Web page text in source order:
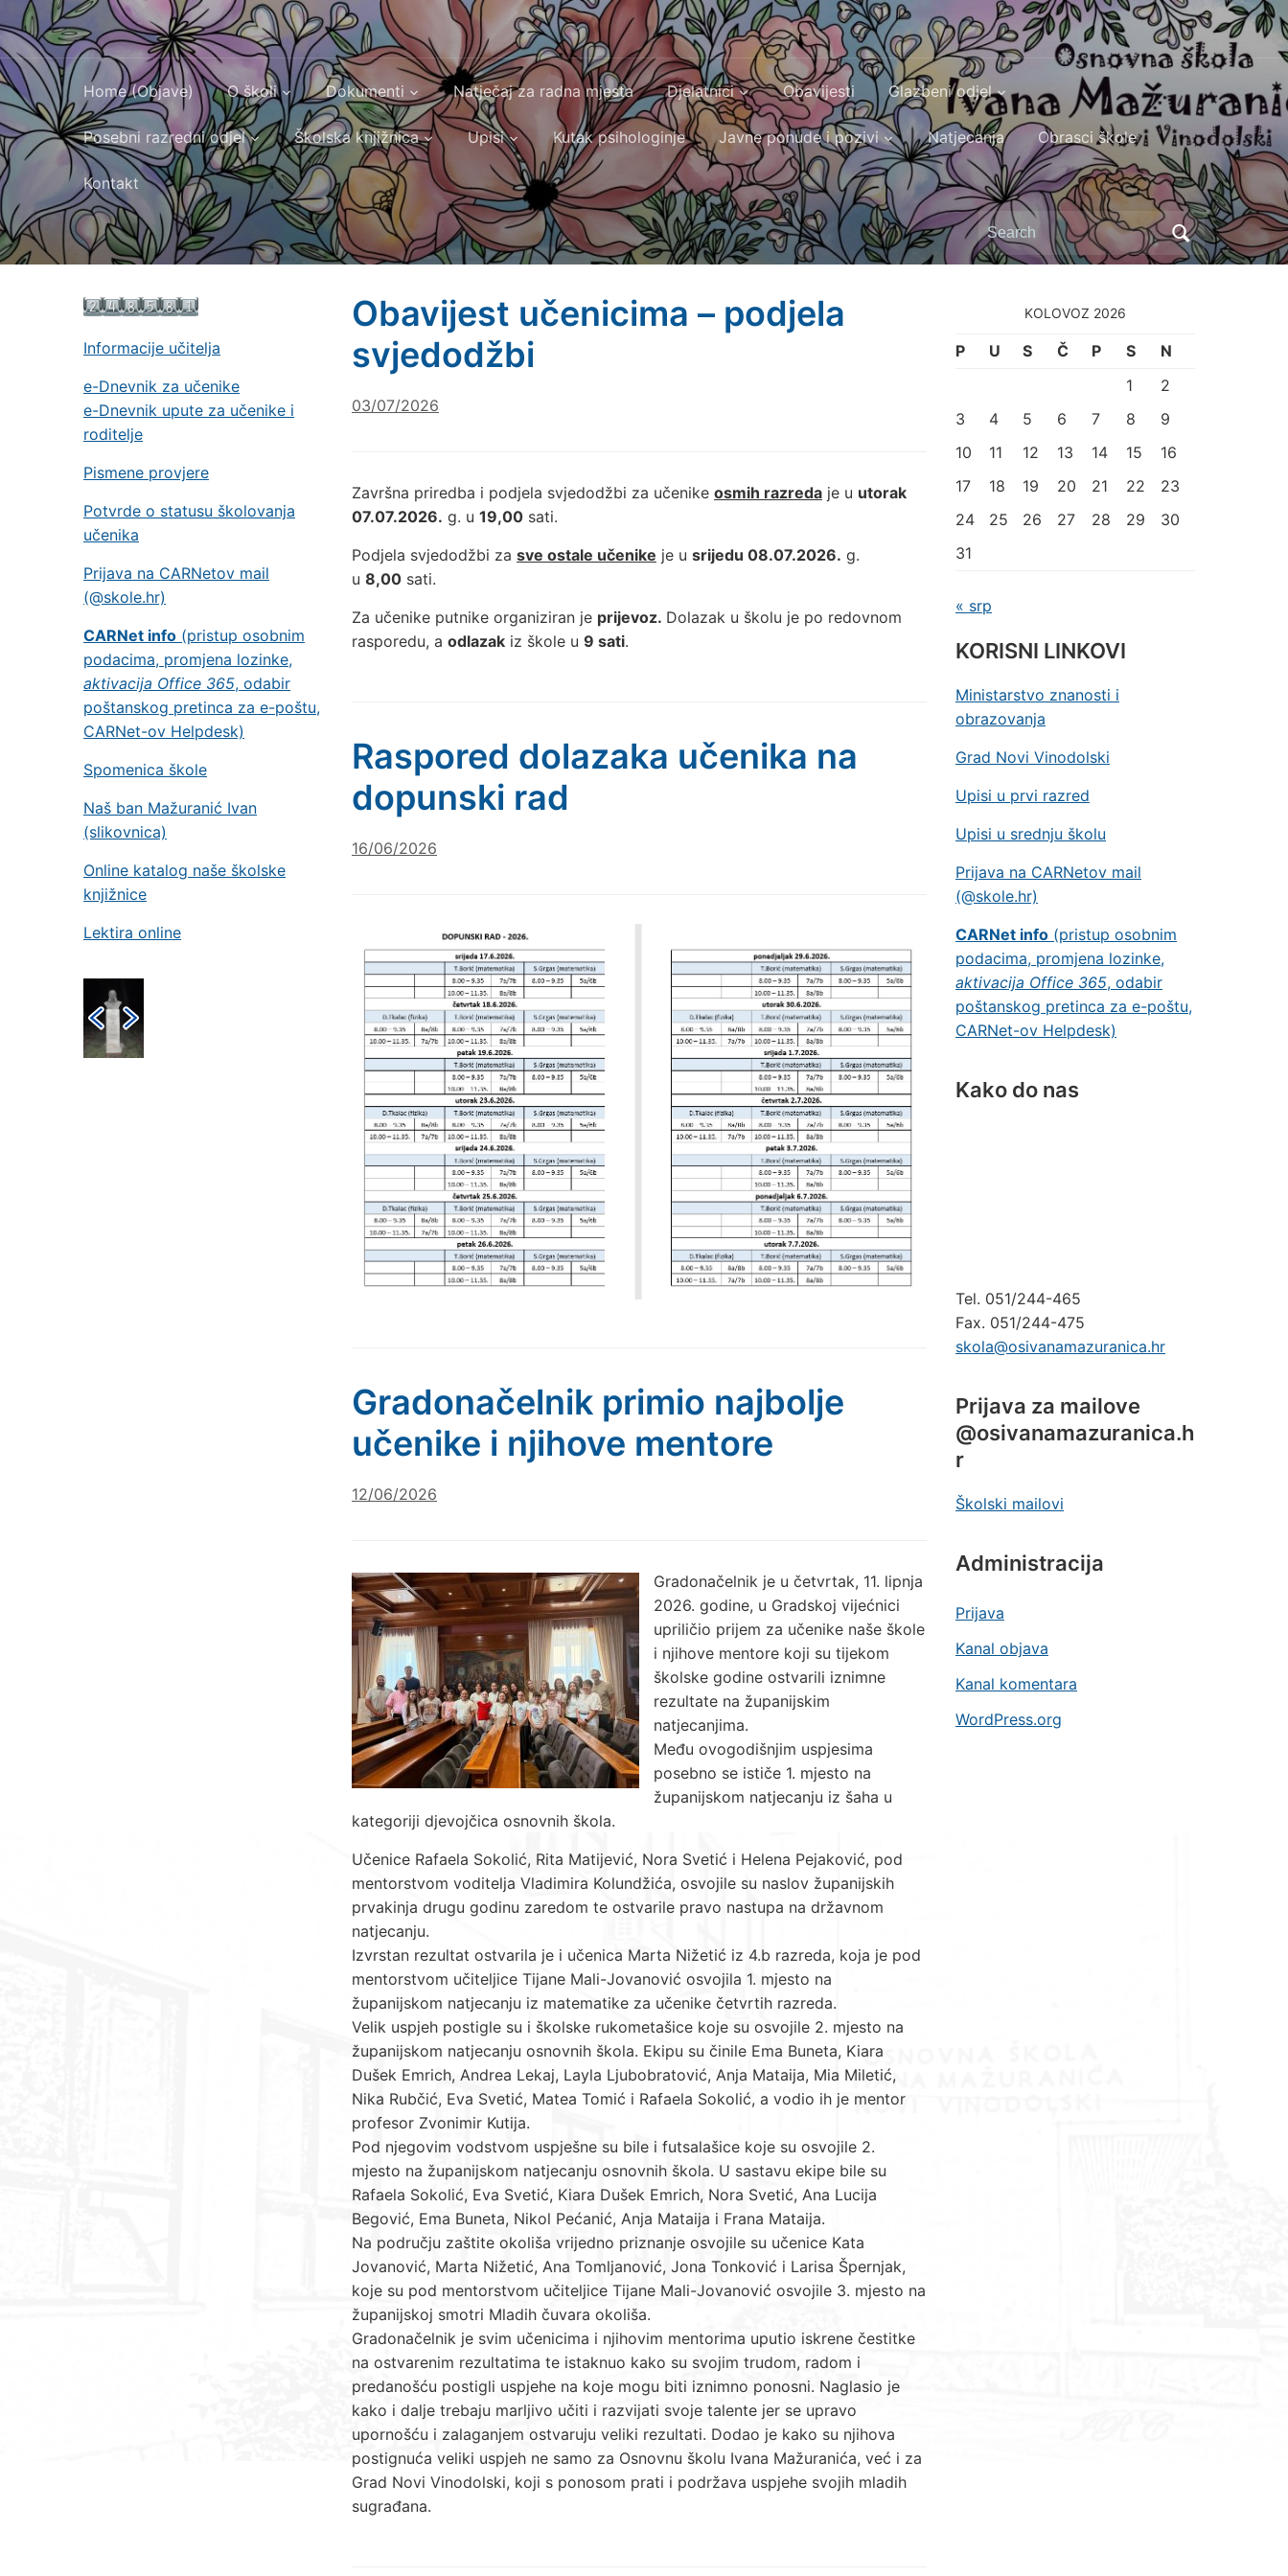
Home (Objave) O školi Dokumenti Natječaj za radna mjesta Djelatnici Obavijesti Glazbeni odjel
Posebni razredni odjel Školska knjižnica Upisi Kutak psihologinje Javne ponude i pozivi Natjecanja Obrasci škole
Kontakt
Search
for:
Informacije učitelja
e-Dnevnik za učenike
e-Dnevnik upute za učenike i
roditelje
Pismene provjere
Potvrde o statusu školovanja
učenika
Prijava na CARNetov mail
(@skole.hr)
CARNet info (pristup osobnim
podacima, promjena lozinke,
aktivacija Office 365, odabir
poštanskog pretinca za e-poštu,
CARNet-ov Helpdesk)
Spomenica škole
Naš ban Mažuranić Ivan
(slikovnica)
Online katalog naše školske
knjižnice
Lektira online
Obavijest učenicima – podjela
svjedodžbi
03/07/2026
Završna priredba i podjela svjedodžbi za učenike osmih razreda je u utorak
07.07.2026. g. u 19,00 sati.
Podjela svjedodžbi za sve ostale učenike je u srijedu 08.07.2026. g.
u 8,00 sati.
Za učenike putnike organiziran je prijevoz. Dolazak u školu je po redovnom
rasporedu, a odlazak iz škole u 9 sati.
Raspored dolazaka učenika na
dopunski rad
16/06/2026
Gradonačelnik primio najbolje
učenike i njihove mentore
12/06/2026
Gradonačelnik je u četvrtak, 11. lipnja
2026. godine, u Gradskoj vijećnici
upriličio prijem za učenike naše škole
i njihove mentore koji su tijekom
školske godine ostvarili iznimne
rezultate na županijskim
natjecanjima.
Među ovogodišnjim uspjesima
posebno se ističe 1. mjesto na
županijskom natjecanju iz šaha u
kategoriji djevojčica osnovnih škola.
Učenice Rafaela Sokolić, Rita Matijević, Nora Svetić i Helena Pejaković, pod
mentorstvom voditelja Vladimira Kolundžića, osvojile su naslov županijskih
prvakinja drugu godinu zaredom te ostvarile pravo nastupa na državnom
natjecanju.
Izvrstan rezultat ostvarila je i učenica Marta Nižetić iz 4.b razreda, koja je pod
mentorstvom učiteljice Tijane Mali-Jovanović osvojila 1. mjesto na
županijskom natjecanju iz matematike za učenike četvrtih razreda.
Velik uspjeh postigle su i školske rukometašice koje su osvojile 2. mjesto na
županijskom natjecanju osnovnih škola. Ekipu su činile Ema Buneta, Kiara
Dušek Emrich, Andrea Lekaj, Layla Ljubobratović, Anja Mataija, Mia Miletić,
Nika Rubčić, Eva Svetić, Matea Tomić i Rafaela Sokolić, a vodio ih je mentor
profesor Zvonimir Kutija.
Pod njegovim vodstvom uspješne su bile i futsalašice koje su osvojile 2.
mjesto na županijskom natjecanju osnovnih škola. U sastavu ekipe bile su
Rafaela Sokolić, Eva Svetić, Kiara Dušek Emrich, Nora Svetić, Ana Lucija
Begović, Ema Buneta, Nikol Pećanić, Anja Mataija i Frana Mataija.
Na području zaštite okoliša vrijedno priznanje osvojile su učenice Kata
Jovanović, Marta Nižetić, Ana Tomljanović, Jona Tonković i Larisa Špernjak,
koje su pod mentorstvom učiteljice Tijane Mali-Jovanović osvojile 3. mjesto na
županijskoj smotri Mladih čuvara okoliša.
Gradonačelnik je svim učenicima i njihovim mentorima uputio iskrene čestitke
na ostvarenim rezultatima te istaknuo kako su svojim trudom, radom i
predanošću postigli uspjehe na koje mogu biti iznimno ponosni. Naglasio je
kako i dalje trebaju marljivo učiti i razvijati svoje talente jer se upravo
upornošću i zalaganjem ostvaruju veliki rezultati. Dodao je kako su njihova
postignuća veliki uspjeh ne samo za Osnovnu školu Ivana Mažuranića, već i za
Grad Novi Vinodolski, koji s ponosom prati i podržava uspjehe svojih mladih
sugrađana.
KOLOVOZ 2026
P U S Č P S
N
1
2
3
4 5 6 7 8
9
10
11 12 13 14 15
16
17
18 19 20 21 22
23
24
25 26 27 28 29
30
31
« srp
KORISNI LINKOVI
Ministarstvo znanosti i
obrazovanja
Grad Novi Vinodolski
Upisi u prvi razred
Upisi u srednju školu
Prijava na CARNetov mail
(@skole.hr)
CARNet info (pristup osobnim
podacima, promjena lozinke,
aktivacija Office 365, odabir
poštanskog pretinca za e-poštu,
CARNet-ov Helpdesk)
Kako do nas
Tel. 051/244-465
Fax. 051/244-475
skola@osivanamazuranica.hr
Prijava za mailove
@osivanamazuranica.h
r
Školski mailovi
Administracija
Prijava
Kanal objava
Kanal komentara
WordPress.org